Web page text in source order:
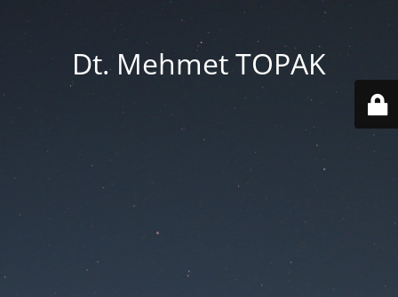
Dt. Mehmet TOPAK